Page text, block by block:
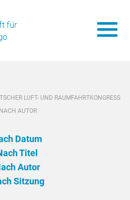
LUFT- UND RAUMFAHRTKONGRESS
NACH AUTOR
Datum
Titel
Autor
Sitzung